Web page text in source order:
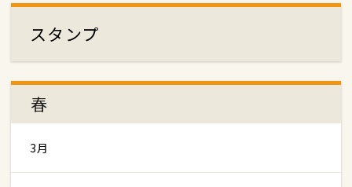
スタンプ
春
3月